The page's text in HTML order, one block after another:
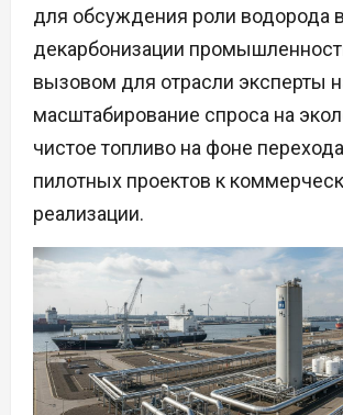
для обсуждения роли водорода в
декарбонизации
вызовом для отрасли эксперты
масштабирование спроса на
чистое топливо на фоне
пилотных проектов к
реализации.